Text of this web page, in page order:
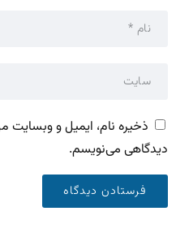
ذخیره نام، ایمیل و وبسایت
دیدگاهی می‌نویسم.